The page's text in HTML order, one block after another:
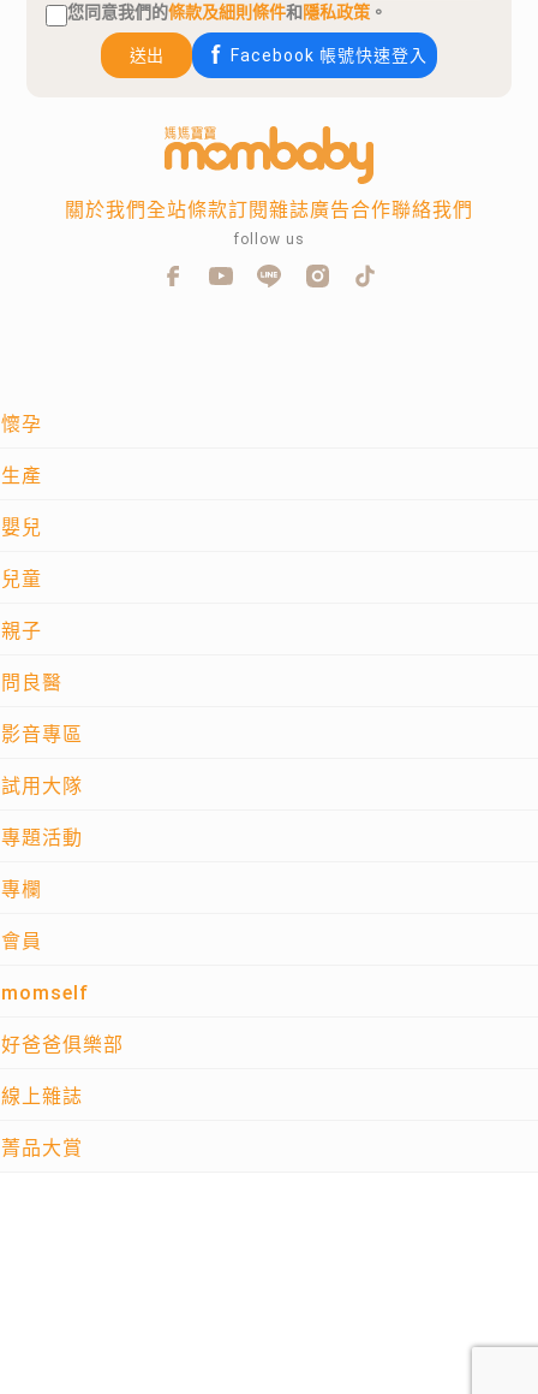
您同意我們的條款及細則條件和隱私政策 。
送出 Facebook 帳號快速登入
懷孕
生產
嬰兒
兒童
親子
問良醫
影音專區
試用大隊
專題活動
專欄
會員
momself
好爸爸俱樂部
線上雜誌
菁品大賞
關於我們全站條款訂閱雜誌廣告合作聯絡我們
follow us